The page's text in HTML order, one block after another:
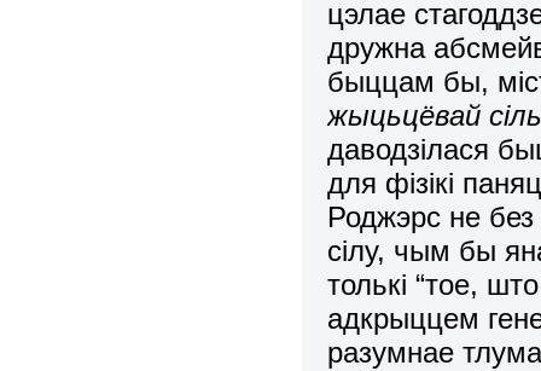
цэлае
дружна
быццам бы,
жыцьцёвай
даводзілася
для фізікі
Роджэрс не без
сілу, чым бы
толькі “тое,
адкрыццем
разумнае